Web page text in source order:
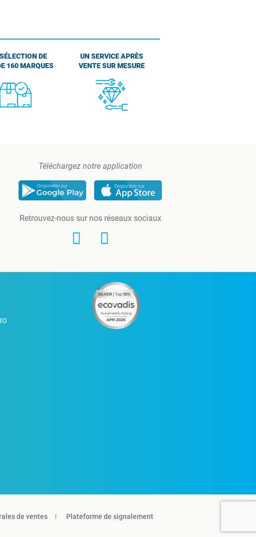
DE
160 MARQUES
UN SERVICE APRÈS
VENTE SUR MESURE
Téléchargez notre application
Retrouvez-nous sur nos réseaux sociaux
de ventes Plateforme de signalement